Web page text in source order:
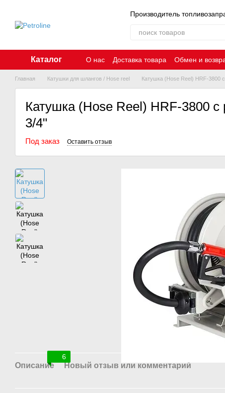
Производитель
Каталог О нас Доставка товара Обмен и
Главная Катушки для шлангов / Hose reel Катушка (Hose Reel) HRF-3800
Катушка (Hose Reel) HRF-3800
3/4"
Под заказ Оставить отзыв
6
Описание Новый отзыв или комментарий